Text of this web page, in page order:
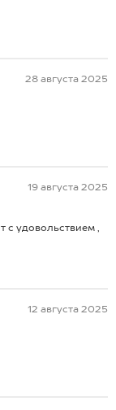
28 августа 2025
19 августа 2025
удовольствием ,
12 августа 2025